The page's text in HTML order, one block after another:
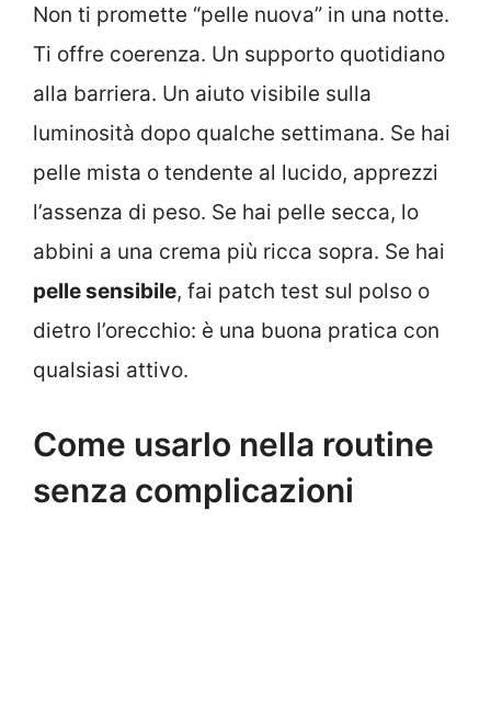
Non ti promette “pelle nuova” in una notte.
Ti offre coerenza. Un supporto quotidiano
alla barriera. Un aiuto visibile sulla
luminosità dopo qualche settimana. Se hai
pelle mista o tendente al lucido, apprezzi
l’assenza di peso. Se hai pelle secca, lo
abbini a una crema più ricca sopra. Se hai
pelle sensibile, fai patch test sul polso o
dietro l’orecchio: è una buona pratica con
qualsiasi attivo.
Come usarlo nella routine
senza complicazioni